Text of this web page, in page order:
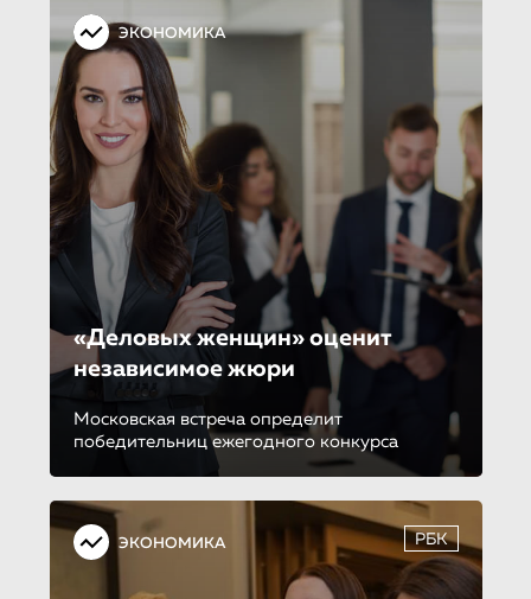
ЭКОНОМИКА
«Деловых женщин» оценит
независимое жюри
Московская встреча определит
победительниц ежегодного конкурса
ЭКОНОМИКА РБК